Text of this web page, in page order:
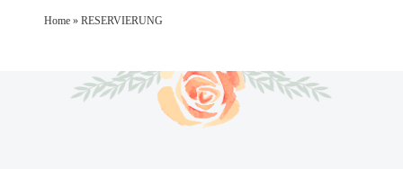
Home »RESERVIERUNG